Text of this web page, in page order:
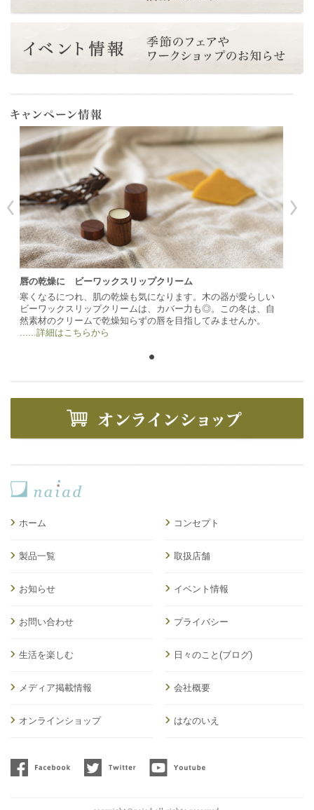
唇の乾燥に ビーワックスリップクリーム
寒くなるにつれ、肌の乾燥も気になります。木の器が愛らしい
ビーワックスリップクリームは、カバー力も◎。この冬は、自
然素材のクリームで乾燥知らずの唇を目指してみませんか。
......詳細はこちらから
ホーム
製品一覧
お知らせ
お問い合わせ
生活を楽しむ
メディア掲載情報
オンラインショップ
コンセプト
取扱店舗
イベント情報
プライバシー
日々のこと(ブログ)
会社概要
はなのいえ